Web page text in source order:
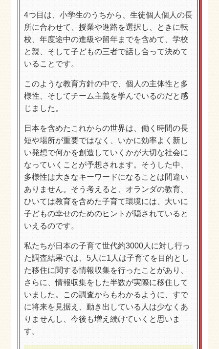
4つ目は、小学生のうちから、生徒個人個人の長
所に合わせて、授業や進路を選択し、ときに転
校、年度途中の進級や留年までを含めて、学校
と親、そして子どもの三者で話し合って決めて
いることです。
このような教育方針の中で、個人の主体性と多
様性、そしてチーム主義を学んでいるのだと感
じました。
日本を含めたこれからの世界は、働く時間の長
短や場所が重要ではなく、いかに効率よく新し
い発想で何かを創造していくかが大切な社会に
なっていくことが予想されます。そうした中、
多様性は大きなキーワードになることは間違い
ありません。そう考えると、オランダの教育、
ひいては教育を含めた子育て環境には、大いに
子どもの幸せのためのヒントが隠されていると
いえるのです。
私たちが日本の子育て世代約3000人に対し行っ
た調査結果では、5人に1人は子育てを目的とし
た移住に関する情報収集を行ったことがあり、
さらに、情報収集をした半数が実際に移住して
いました。この調査からもわかるように、すで
に将来を見据え、動き出している人は少なくあ
りませんし、今後も増え続けていくと思いま
す。